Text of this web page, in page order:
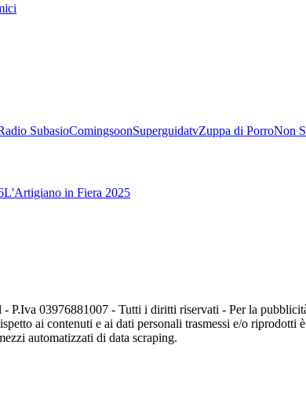
SubasioComingsoonSuperguidatvZuppa di PorroNon
L'Artigiano in Fiera 2025
P.Iva 03976881007 - Tutti i diritti riservati - Per la
ai contenuti e ai dati personali trasmessi e/o
automatizzati di data scraping.